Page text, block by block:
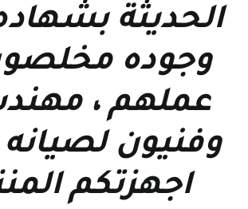
الحديثة
وجوده
عملهم ،
وفنيون
اجهزتكم